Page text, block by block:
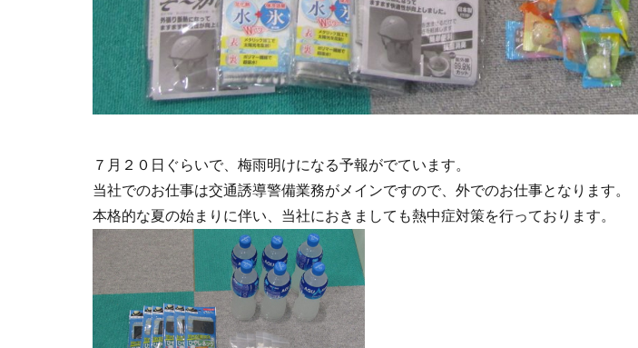
７月２０日ぐらいで、梅雨明けになる予報がでています。
当社でのお仕事は交通誘導警備業務がメインですので、外でのお仕事となります。
本格的な夏の始まりに伴い、当社におきましても熱中症対策を行っております。